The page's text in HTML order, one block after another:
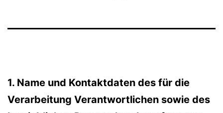
1. Name und Kontaktdaten des für die
Verarbeitung Verantwortlichen sowie des